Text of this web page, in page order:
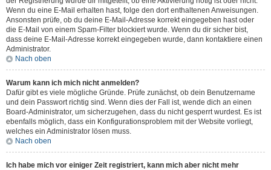
Wenn du eine E-Mail erhalten hast, folge den dort enthaltenen Anweisungen.
Ansonsten prüfe, ob du deine E-Mail-Adresse korrekt eingegeben hast oder
die E-Mail von einem Spam-Filter blockiert wurde. Wenn du dir sicher bist,
dass deine E-Mail-Adresse korrekt eingegeben wurde, dann kontaktiere einen
Administrator.
Nach oben
Warum kann ich mich nicht anmelden?
Dafür gibt es viele mögliche Gründe. Prüfe zunächst, ob dein Benutzername
und dein Passwort richtig sind. Wenn dies der Fall ist, wende dich an einen
Board-Administrator, um sicherzugehen, dass du nicht gesperrt wurdest. Es ist
ebenfalls möglich, dass ein Konfigurationsproblem mit der Website vorliegt,
welches ein Administrator lösen muss.
Nach oben
Ich habe mich vor einiger Zeit registriert, kann mich aber nicht mehr